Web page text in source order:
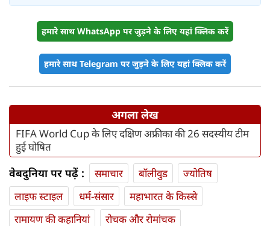
हमारे साथ WhatsApp पर जुड़ने के लिए यहां क्लिक करें
हमारे साथ Telegram पर जुड़ने के लिए यहां क्लिक करें
अगला लेख
FIFA World Cup के लिए दक्षिण अफ्रीका की 26 सदस्यीय टीम
हुई घोषित
वेबदुनिया पर पढ़ें : समाचार बॉलीवुड
ज्योतिष
लाइफ स्‍टाइल
धर्म-संसार
महाभारत के किस्से
रामायण की कहानियां
रोचक और रोमांचक